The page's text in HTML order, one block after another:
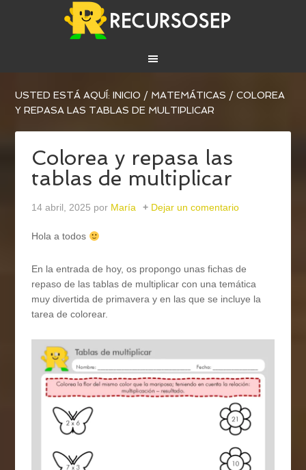
USTED ESTÁ AQUÍ:INICIO / MATEMÁTICAS / COLOREA
Y REPASA LAS TABLAS DE MULTIPLICAR
Colorea y repasa las
tablas de multiplicar
14 abril, 2025 por María Dejar un comentario
Hola a todos
En la entrada de hoy, os propongo unas fichas de
repaso de las tablas de multiplicar con una temática
muy divertida de primavera y en las que se incluye la
tarea de colorear.